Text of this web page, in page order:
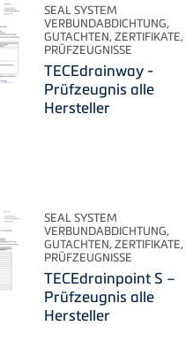
SEAL SYSTEM
VERBUNDABDICHTUNG,
GUTACHTEN, ZERTIFIKATE,
PRÜFZEUGNISSE
TECEdrainway -
Prüfzeugnis alle
Hersteller
SEAL SYSTEM
VERBUNDABDICHTUNG,
GUTACHTEN, ZERTIFIKATE,
PRÜFZEUGNISSE
TECEdrainpoint S –
Prüfzeugnis alle
Hersteller